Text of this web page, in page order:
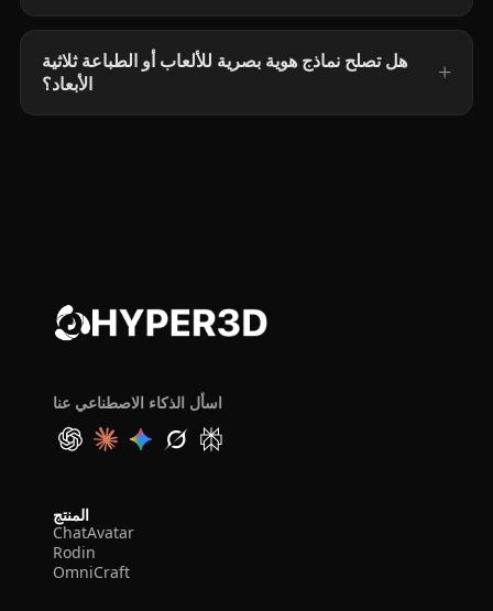
هل تصلح نماذج هوية بصرية للألعاب أو الطباعة ثلاثية
الأبعاد؟
اسأل الذكاء الاصطناعي عنا
المنتج
ChatAvatar
Rodin
OmniCraft